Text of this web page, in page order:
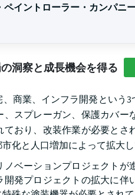
ペイントローラー・カンパニ
洞察と成長機会を得る
商業、インフラ開発とい
スプレーガン、保護カバ
おり、改装作業が必要と
化と人口増加によって拡大
ベーションプロジェクト
発プロジェクトの拡大に